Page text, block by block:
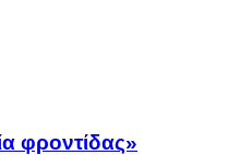
φροντίδας»